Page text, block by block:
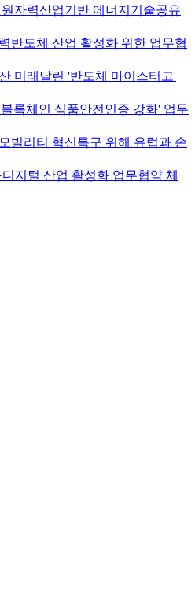
자력산업기반 에너지기술공유
반도체 산업 활성화 위한 업무협
미래달린 '반도체 마이스터고'
록체인 식품안전인증 강화' 업무
빌리티 혁신특구 위해 유럽과 손
지털 산업 활성화 업무협약 체